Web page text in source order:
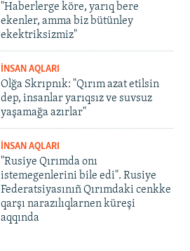
"Haberlerge köre, yarıq bere
ekenler, amma biz bütünley
ekektriksizmiz"
İNSAN AQLARI
Olğa Skrıpnık: "Qırım azat etilsin
dep, insanlar yarıqsız ve suvsuz
yaşamağa azırlar"
İNSAN AQLARI
"Rusiye Qırımda onı
istemegenlerini bile edi". Rusiye
Federatsiyasınıñ Qırımdaki cenkke
qarşı narazılıqlarnen küreşi
aqqında